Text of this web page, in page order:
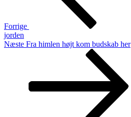
Forrige
jorden
Næste
Næste Fra himlen højt kom budskab her